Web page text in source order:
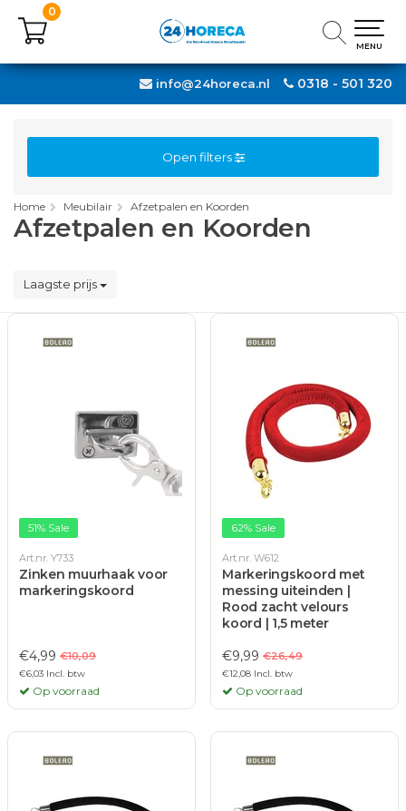
0318 - 501 320
info@24horeca.nl
0
MENU
0
MENU
Open filters
Home Meubilair Afzetpalen en Koorden
Afzetpalen en Koorden
Laagste prijs
51% Sale
Art.nr. Y733
Zinken muurhaak voor
markeringskoord
€4,99 €10,09
€6,03 Incl. btw
Op voorraad
62% Sale
Art.nr. W612
Markeringskoord met
messing uiteinden |
Rood zacht velours
koord | 1,5 meter
€9,99 €26,49
€12,08 Incl. btw
Op voorraad